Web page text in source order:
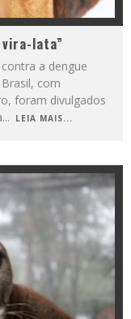
vira-lata”
a dengue
com
foram divulgados
... LEIA MAIS...